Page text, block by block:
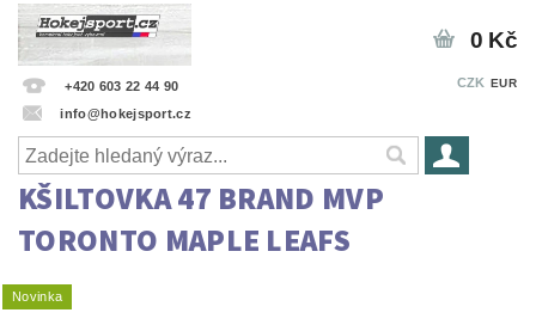
+420 603 22 44 90
info@hokejsport.cz
CZK EUR
0 Kč
KŠILTOVKA 47 BRAND MVP
TORONTO MAPLE LEAFS
Novinka